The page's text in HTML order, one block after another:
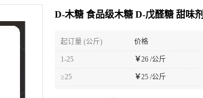
D-木糖 食品级木糖 D-戊醛糖 甜味剂
起订量 (公斤) 价格
1-25 ￥26 /公斤
≥25 ￥25 /公斤